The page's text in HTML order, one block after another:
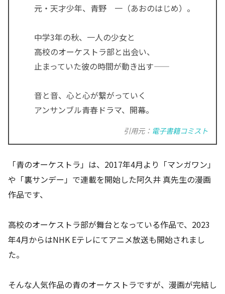
元・天才少年、青野 一（あおのはじめ）。
中学3年の秋、一人の少女と
高校のオーケストラ部と出会い、
止まっていた彼の時間が動き出す――
音と音、心と心が繋がっていく
アンサンブル青春ドラマ、開幕。
引用元： 電子書籍コミスト
「青のオーケストラ」は、2017年4月より「マンガワン」
や「裏サンデー」で連載を開始した阿久井 真先生の漫画
作品です、
高校のオーケストラ部が舞台となっている作品で、2023
年4月からはNHK Eテレにてアニメ放送も開始されまし
た。
そんな人気作品の青のオーケストラですが、漫画が完結し